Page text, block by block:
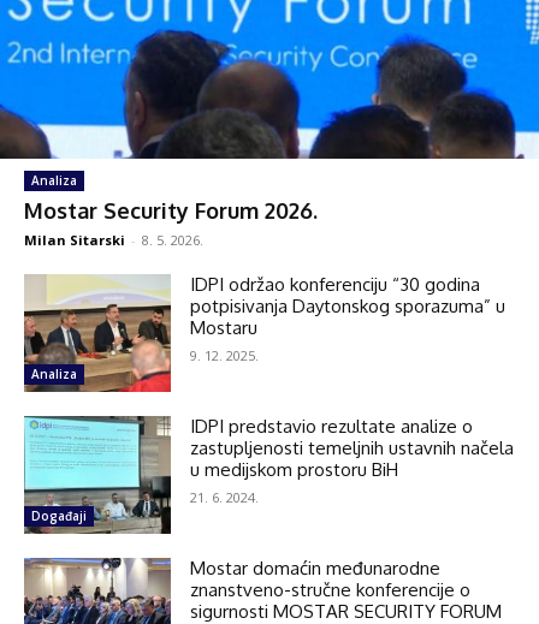
Analiza
Mostar Security Forum 2026.
Milan Sitarski - 8. 5. 2026.
Analiza
IDPI održao konferenciju “30 godina
potpisivanja Daytonskog sporazuma” u
Mostaru
9. 12. 2025.
Događaji
IDPI predstavio rezultate analize o
zastupljenosti temeljnih ustavnih načela
u medijskom prostoru BiH
21. 6. 2024.
Mostar domaćin međunarodne
znanstveno-stručne konferencije o
sigurnosti MOSTAR SECURITY FORUM